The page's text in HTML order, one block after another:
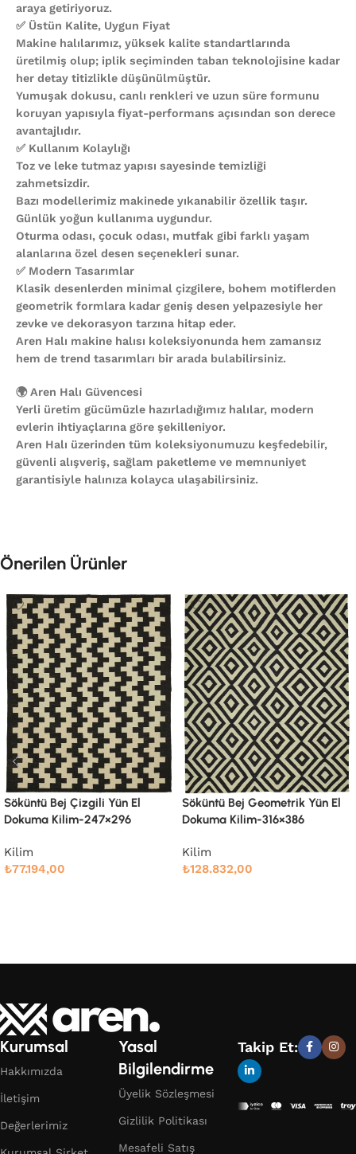
araya getiriyoruz.
✅ Üstün Kalite, Uygun Fiyat
Makine halılarımız, yüksek kalite standartlarında
üretilmiş olup; iplik seçiminden taban teknolojisine kadar
her detay titizlikle düşünülmüştür.
Yumuşak dokusu, canlı renkleri ve uzun süre formunu
koruyan yapısıyla fiyat-performans açısından son derece
avantajlıdır.
✅ Kullanım Kolaylığı
Toz ve leke tutmaz yapısı sayesinde temizliği
zahmetsizdir.
Bazı modellerimiz makinede yıkanabilir özellik taşır.
Günlük yoğun kullanıma uygundur.
Oturma odası, çocuk odası, mutfak gibi farklı yaşam
alanlarına özel desen seçenekleri sunar.
✅ Modern Tasarımlar
Klasik desenlerden minimal çizgilere, bohem motiflerden
geometrik formlara kadar geniş desen yelpazesiyle her
zevke ve dekorasyon tarzına hitap eder.
Aren Halı makine halısı koleksiyonunda hem zamansız
hem de trend tasarımları bir arada bulabilirsiniz.
🌍 Aren Halı Güvencesi
Yerli üretim gücümüzle hazırladığımız halılar, modern
evlerin ihtiyaçlarına göre şekilleniyor.
Aren Halı üzerinden tüm koleksiyonumuzu keşfedebilir,
güvenli alışveriş, sağlam paketleme ve memnuniyet
garantisiyle halınıza kolayca ulaşabilirsiniz.
Önerilen Ürünler
Söküntü Bej Geometrik Yün El
Dokuma Kilim-316×386
Kilim
₺128.832,00
Söküntü Bej Modern Dizayn
Kilim
Kurumsal
Hakkımızda
İletişim
Değerlerimiz
Yasal
Bilgilendirme
Üyelik Sözleşmesi
Gizlilik Politikası
Mesafeli Satış
Takip Et: